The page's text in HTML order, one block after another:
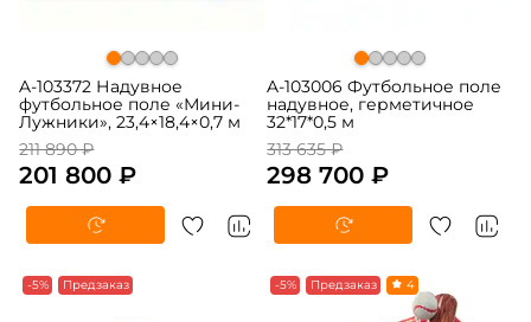
A-103372 Надувное
футбольное поле «Мини-
Лужники», 23,4×18,4×0,7 м
211 890 ₽
201 800 ₽
A-103006 Футбольное поле
надувное, герметичное
32*17*0,5 м
313 635 ₽
298 700 ₽
-5% Предзаказ -5% Предзаказ 4